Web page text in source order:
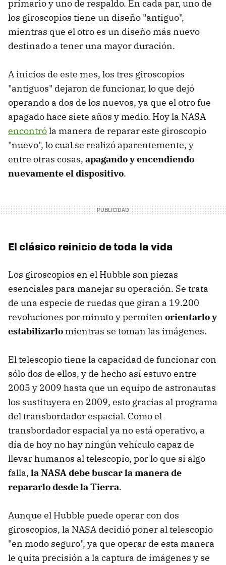
primario y uno de respaldo. En cada par, uno de
los giroscopios tiene un diseño "antiguo",
mientras que el otro es un diseño más nuevo
destinado a tener una mayor duración.
A inicios de este mes, los tres giroscopios
"antiguos" dejaron de funcionar, lo que dejó
operando a dos de los nuevos, ya que el otro fue
apagado hace siete años y medio. Hoy la NASA
encontróla manera de reparar este giroscopio
"nuevo", lo cual se realizó aparentemente, y
entre otras cosas, apagando y encendiendo
nuevamente el dispositivo.
El clásico reinicio de toda la vida
Los giroscopios en el Hubble son piezas
esenciales para manejar su operación. Se trata
de una especie de ruedas que giran a 19.200
revoluciones por minuto y permiten orientarlo y
estabilizarlo mientras se toman las imágenes.
El telescopio tiene la capacidad de funcionar con
sólo dos de ellos, y de hecho así estuvo entre
2005 y 2009 hasta que un equipo de astronautas
los sustituyera en 2009, esto gracias al programa
del transbordador espacial. Como el
transbordador espacial ya no está operativo, a
día de hoy no hay ningún vehículo capaz de
llevar humanos al telescopio, por lo que si algo
falla, la NASA debe buscar la manera de
repararlo desde la Tierra.
Aunque el Hubble puede operar con dos
giroscopios, la NASA decidió poner al telescopio
"en modo seguro", ya que operar de esta manera
le quita precisión a la captura de imágenes y se